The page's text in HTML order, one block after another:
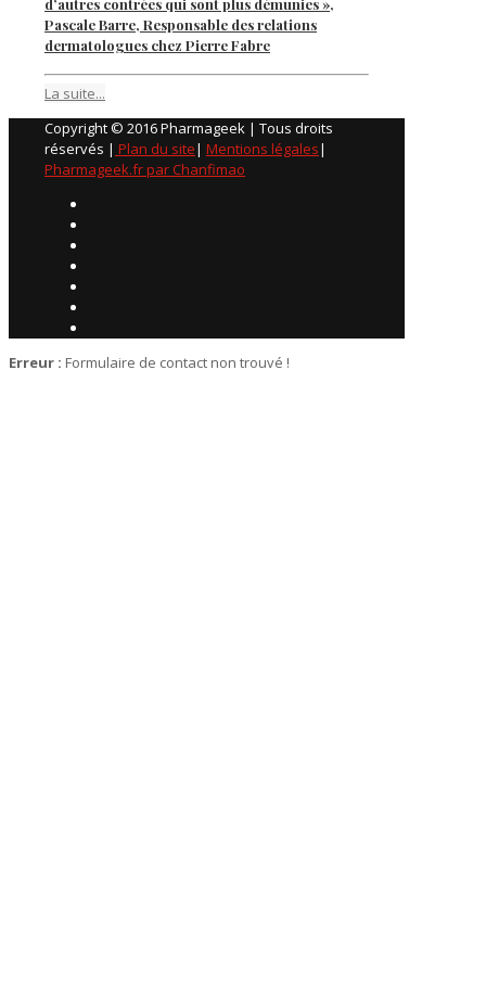
Pascale Barre, Responsable des relations
dermatologues chez Pierre Fabre
La suite...
Copyright © 2016 Pharmageek | Tous droits
réservés | Plan du site| Mentions légales|
Pharmageek.fr par Chanfimao
Erreur : Formulaire de contact non trouvé !